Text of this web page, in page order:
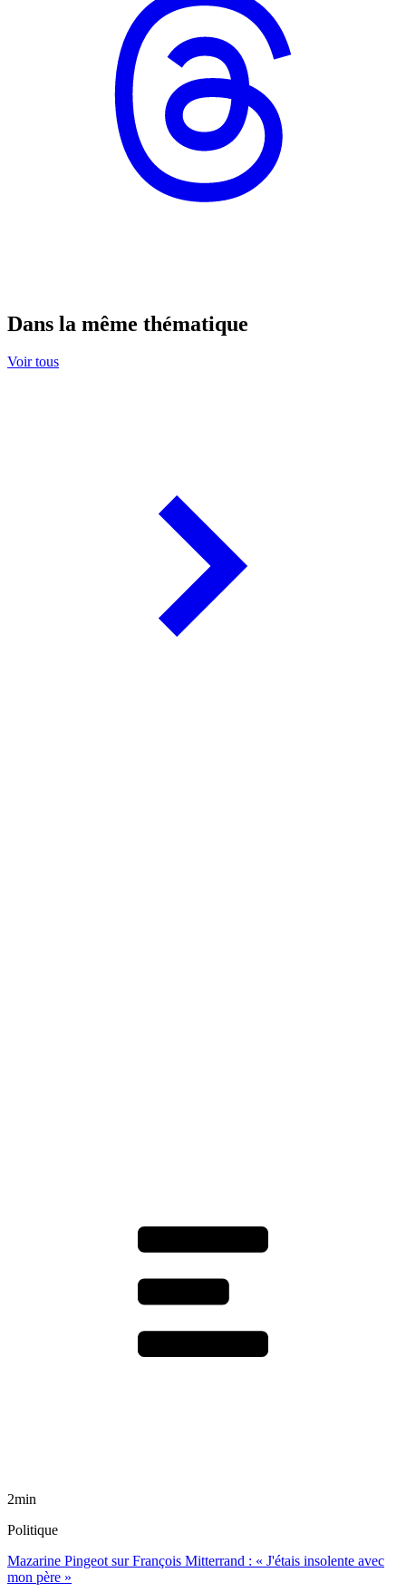
Dans la même thématique
Voir tous
2min
Politique
Mazarine Pingeot sur François Mitterrand : « J'étais insolente avec
mon père »